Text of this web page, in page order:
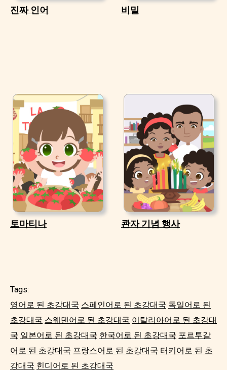
진짜 인어 비밀
토마티나 콴자 기념 행사
Tags:
영어로 된 초강대국 스페인어로 된 초강대국 독일어로 된
초강대국 스웨덴어로 된 초강대국 이탈리아어로 된 초강대
국 일본어로 된 초강대국 한국어로 된 초강대국 포르투갈
어로 된 초강대국 프랑스어로 된 초강대국 터키어로 된 초
강대국 힌디어로 된 초강대국